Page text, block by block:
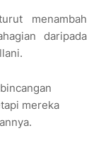
menambah
daripada
mereka